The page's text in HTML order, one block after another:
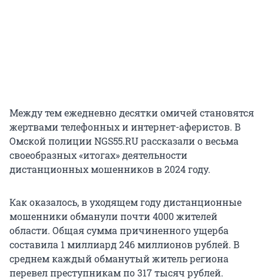
Между тем ежедневно десятки омичей становятся
жертвами телефонных и интернет-аферистов. В
Омской полиции NGS55.RU рассказали о весьма
своеобразных «итогах» деятельности
дистанционных мошенников в 2024 году.
Как оказалось, в уходящем году дистанционные
мошенники обманули почти 4000 жителей
области. Общая сумма причиненного ущерба
составила 1 миллиард 246 миллионов рублей. В
среднем каждый обманутый житель региона
перевел преступникам по 317 тысяч рублей.